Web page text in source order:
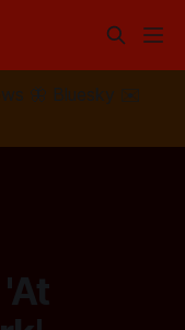
🦋 Bluesky
✉️